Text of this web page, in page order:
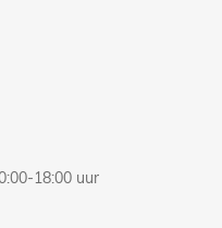
18:00 uur